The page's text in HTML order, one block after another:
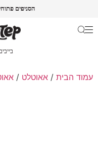
הסניפים
בייבי
עמוד הבית / אאוטלט /